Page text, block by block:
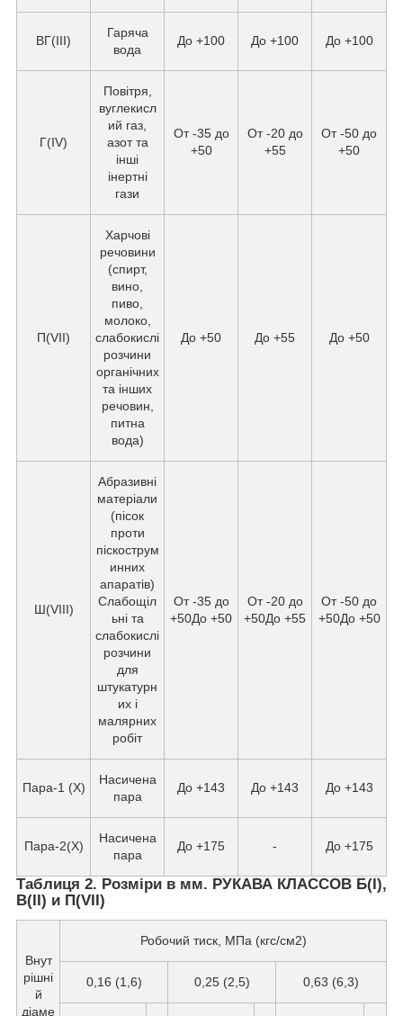
ВГ(III)
Гаряча
вода
До +100 До +100 До +100
Г(IV)
Повітря,
вуглекисл
ий газ,
азот та
інші
інертні
гази
От -35 до
+50
От -20 до
+55
От -50 до
+50
П(VII)
Харчові
речовини
(спирт,
вино,
пиво,
молоко,
слабокислі
розчини
органічних
та інших
речовин,
питна
вода)
До +50 До +55 До +50
Ш(VIII)
Абразивні
матеріали
(пісок
проти
піскострум
инних
апаратів)
Слабощіл
ьні та
слабокислі
розчини
для
штукатурн
их і
малярних
робіт
От -35 до
+50До +50
От -20 до
+50До +55
От -50 до
+50До +50
Пара-1 (X)
Насичена
пара
До +143 До +143 До +143
Пара-2(X)
Насичена
пара
До +175 - До +175
Таблиця 2. Розміри в мм. РУКАВА КЛАССОВ Б(I),
В(II) и П(VII)
Внут
рішні
й
діаме
Робочий тиск, МПа (кгс/см2)
0,16 (1,6) 0,25 (2,5) 0,63 (6,3)